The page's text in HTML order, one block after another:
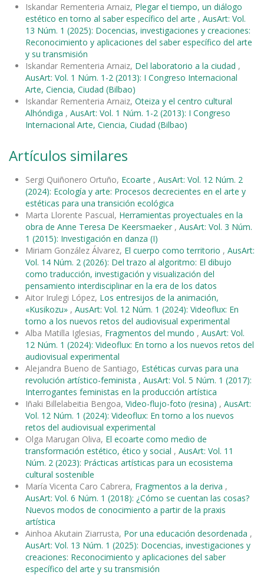
Iskandar Rementeria Arnaiz, Plegar el tiempo, un diálogo
estético en torno al saber específico del arte , AusArt: Vol.
13 Núm. 1 (2025): Docencias, investigaciones y creaciones:
Reconocimiento y aplicaciones del saber específico del arte
y su transmisión
Iskandar Rementeria Arnaiz, Del laboratorio a la ciudad ,
AusArt: Vol. 1 Núm. 1-2 (2013): I Congreso Internacional
Arte, Ciencia, Ciudad (Bilbao)
Iskandar Rementeria Arnaiz, Oteiza y el centro cultural
Alhóndiga , AusArt: Vol. 1 Núm. 1-2 (2013): I Congreso
Internacional Arte, Ciencia, Ciudad (Bilbao)
Artículos similares
Sergi Quiñonero Ortuño, Ecoarte , AusArt: Vol. 12 Núm. 2
(2024): Ecología y arte: Procesos decrecientes en el arte y
estéticas para una transición ecológica
Marta Llorente Pascual, Herramientas proyectuales en la
obra de Anne Teresa De Keersmaeker , AusArt: Vol. 3 Núm.
1 (2015): Investigación en danza (I)
Miriam González Álvarez, El cuerpo como territorio , AusArt:
Vol. 14 Núm. 2 (2026): Del trazo al algoritmo: El dibujo
como traducción, investigación y visualización del
pensamiento interdisciplinar en la era de los datos
Aitor Irulegi López, Los entresijos de la animación,
«Kusikozu» , AusArt: Vol. 12 Núm. 1 (2024): Videoflux: En
torno a los nuevos retos del audiovisual experimental
Alba Matilla Iglesias, Fragmentos del mundo , AusArt: Vol.
12 Núm. 1 (2024): Videoflux: En torno a los nuevos retos del
audiovisual experimental
Alejandra Bueno de Santiago, Estéticas curvas para una
revolución artístico-feminista , AusArt: Vol. 5 Núm. 1 (2017):
Interrogantes feministas en la producción artística
Iñaki Billelabeitia Bengoa, Video-flujo-foto (resina) , AusArt:
Vol. 12 Núm. 1 (2024): Videoflux: En torno a los nuevos
retos del audiovisual experimental
Olga Marugan Oliva, El ecoarte como medio de
transformación estético, ético y social , AusArt: Vol. 11
Núm. 2 (2023): Prácticas artísticas para un ecosistema
cultural sostenible
María Vicenta Caro Cabrera, Fragmentos a la deriva ,
AusArt: Vol. 6 Núm. 1 (2018): ¿Cómo se cuentan las cosas?
Nuevos modos de conocimiento a partir de la praxis
artística
Ainhoa Akutain Ziarrusta, Por una educación desordenada ,
AusArt: Vol. 13 Núm. 1 (2025): Docencias, investigaciones y
creaciones: Reconocimiento y aplicaciones del saber
específico del arte y su transmisión